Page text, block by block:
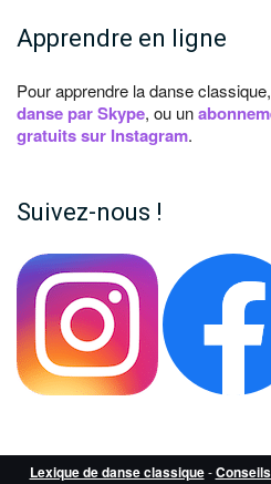
Apprendre en ligne
Pour apprendre la danse
danse par Skype, ou un
gratuits sur Instagram.
Suivez-nous !
Lexique de danse classique-